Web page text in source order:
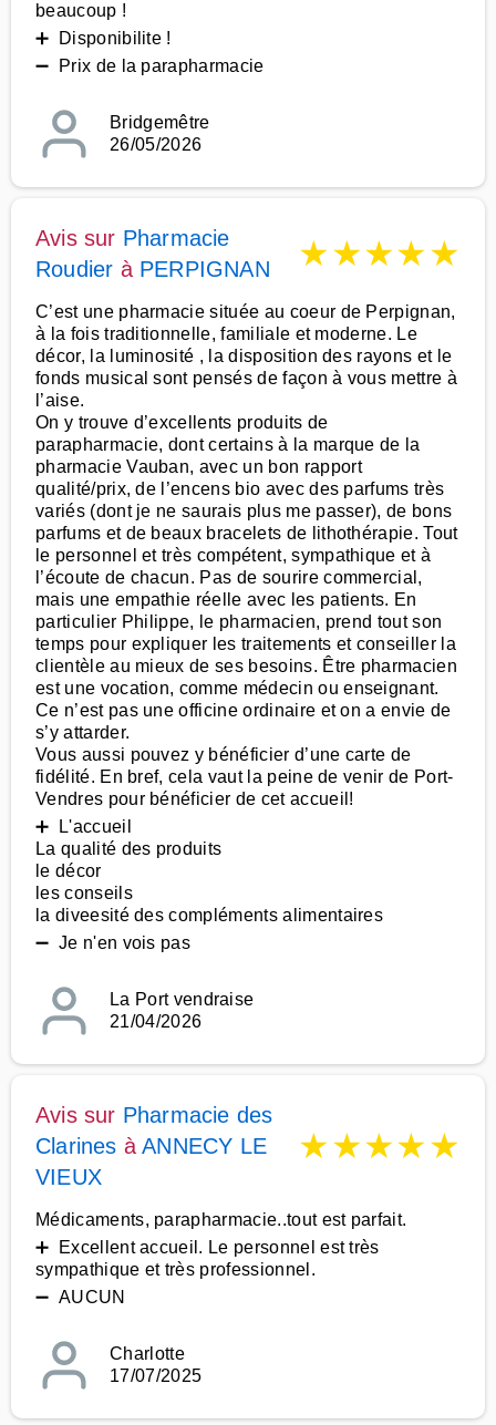
beaucoup !
➕ Disponibilite !
➖ Prix de la parapharmacie
Bridgemêtre
26/05/2026
Avis sur Pharmacie
Roudier à PERPIGNAN ★★★★★
C’est une pharmacie située au coeur de Perpignan,
à la fois traditionnelle, familiale et moderne. Le
décor, la luminosité , la disposition des rayons et le
fonds musical sont pensés de façon à vous mettre à
l’aise.
On y trouve d’excellents produits de
parapharmacie, dont certains à la marque de la
pharmacie Vauban, avec un bon rapport
qualité/prix, de l’encens bio avec des parfums très
variés (dont je ne saurais plus me passer), de bons
parfums et de beaux bracelets de lithothérapie. Tout
le personnel et très compétent, sympathique et à
l’écoute de chacun. Pas de sourire commercial,
mais une empathie réelle avec les patients. En
particulier Philippe, le pharmacien, prend tout son
temps pour expliquer les traitements et conseiller la
clientèle au mieux de ses besoins. Être pharmacien
est une vocation, comme médecin ou enseignant.
Ce n’est pas une officine ordinaire et on a envie de
s’y attarder.
Vous aussi pouvez y bénéficier d’une carte de
fidélité. En bref, cela vaut la peine de venir de Port-
Vendres pour bénéficier de cet accueil!
➕ L'accueil
La qualité des produits
le décor
les conseils
la diveesité des compléments alimentaires
➖ Je n'en vois pas
La Port vendraise
21/04/2026
Avis sur Pharmacie des
Clarines àANNECY LE
VIEUX
★★★★★
Médicaments, parapharmacie..tout est parfait.
➕ Excellent accueil. Le personnel est très
sympathique et très professionnel.
➖ AUCUN
Charlotte
17/07/2025